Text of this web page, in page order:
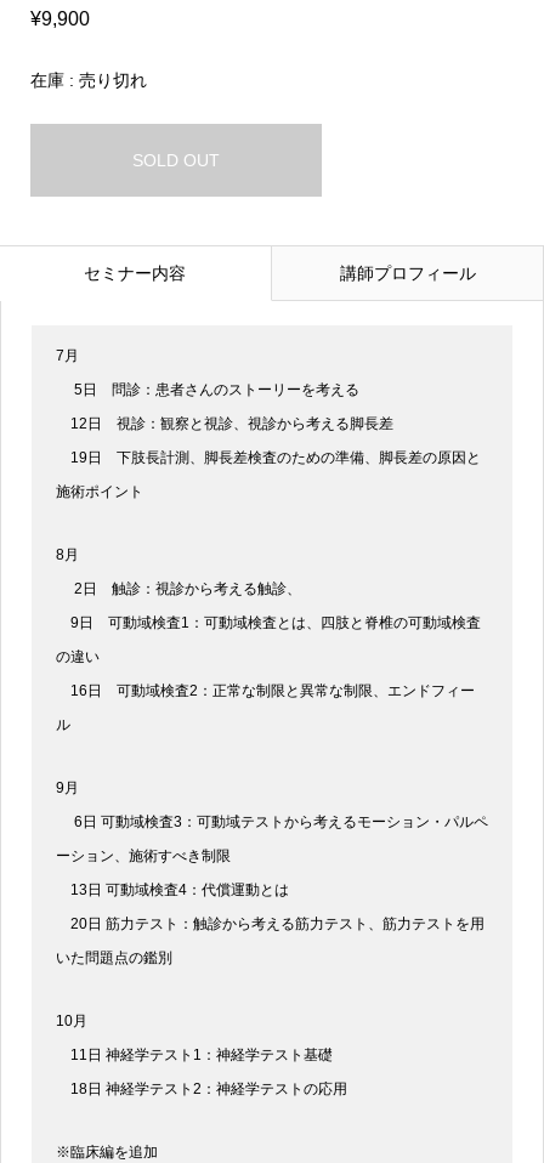
¥9,900
在庫 : 売り切れ
SOLD OUT
セミナー内容 講師プロフィール
7月
5日 問診：患者さんのストーリーを考える
12日 視診：観察と視診、視診から考える脚長差
19日 下肢長計測、脚長差検査のための準備、脚長差の原因と
施術ポイント
8月
2日 触診：視診から考える触診、
9日 可動域検査1：可動域検査とは、四肢と脊椎の可動域検査
の違い
16日 可動域検査2：正常な制限と異常な制限、エンドフィー
ル
9月
6日 可動域検査3：可動域テストから考えるモーション・パルペ
ーション、施術すべき制限
13日 可動域検査4：代償運動とは
20日 筋力テスト：触診から考える筋力テスト、筋力テストを用
いた問題点の鑑別
10月
11日 神経学テスト1：神経学テスト基礎
18日 神経学テスト2：神経学テストの応用
※臨床編を追加